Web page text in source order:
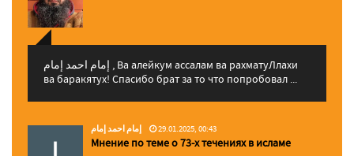
إمام احمد إمام , Ва алейкум ассалам ва рахматуЛлахи
ва баракятух! Спасибо брат за то что попробовал ...
إمام احمد إمام 29.01.2025, 00:43
Мнение по теме о 73-х течениях в исламе